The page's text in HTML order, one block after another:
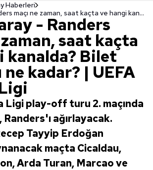
Haberleri
Galatasaray - Randers maçı ne zaman, saat kaçta ve hangi kanalda? Bilet fiyatları ne kadar? | UEFA Avrupa Ligi
- Randers
zaman, saat kaçta
kanalda? Bilet
kadar? | UEFA
Ligi play-off turu 2. maçında
ağırlayacak.
Tayyip Erdoğan
maçta Cicaldau,
Arda Turan, Marcao ve